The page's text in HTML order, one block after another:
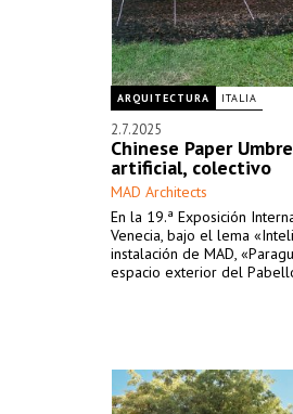
ARQUITECTURA ITALIA
2.7.2025
Chinese Paper
artificial, colectivo
MAD Architects
En la 19.ª Exposición
Venecia, bajo el lema
instalación de MAD,
espacio exterior del